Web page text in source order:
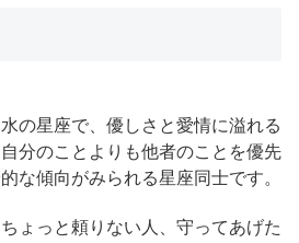
の星座で、優しさと愛情に溢れる
分のことよりも他者のことを優先
な傾向がみられる星座同士です。
ょっと頼りない人、守ってあげた